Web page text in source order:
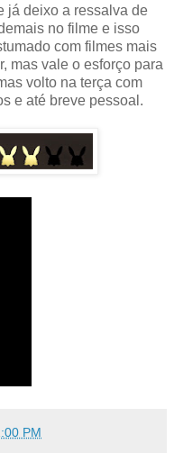
já deixo a ressalva de
no filme e isso
com filmes mais
mas vale o esforço para
volto na terça com
e até breve pessoal.
PM